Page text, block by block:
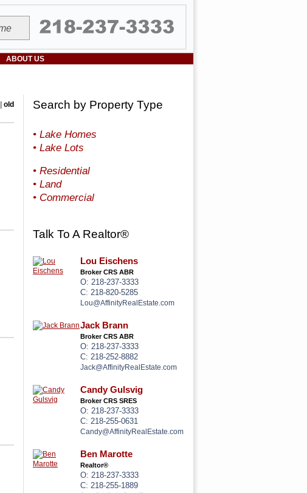
ABOUT US
old Search by Property Type
• Lake Homes
• Lake Lots
• Residential
• Land
• Commercial
Talk To A Realtor®
Lou Eischens
Broker CRS ABR
O: 218-237-3333
C: 218-820-5285
Lou@AffinityRealEstate.com
Jack Brann
Broker CRS ABR
O: 218-237-3333
C: 218-252-8882
Jack@AffinityRealEstate.com
Candy Gulsvig
Broker CRS SRES
O: 218-237-3333
C: 218-255-0631
Candy@AffinityRealEstate.com
Ben Marotte
Realtor®
O: 218-237-3333
C: 218-255-1889